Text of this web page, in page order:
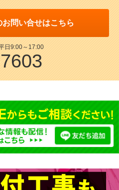
問い合せはこちら
日9:00～17:00